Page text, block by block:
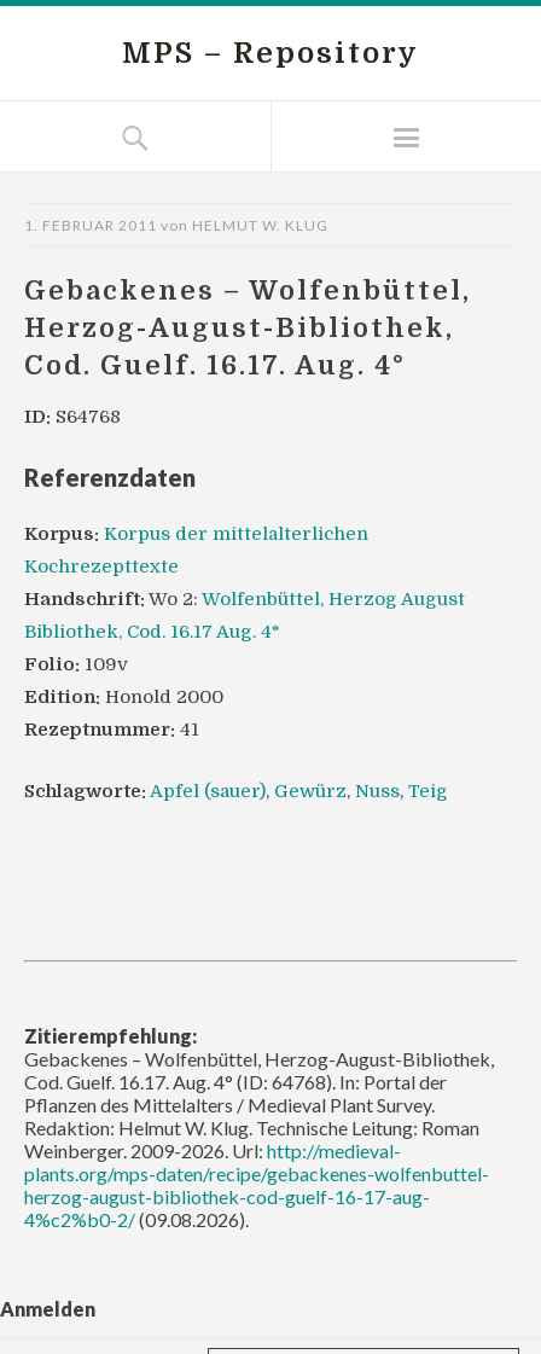
MPS – Repository
1. FEBRUAR 2011 von HELMUT W. KLUG
Gebackenes – Wolfenbüttel,
Herzog-August-Bibliothek,
Cod. Guelf. 16.17. Aug. 4°
ID: S64768
Referenzdaten
Korpus: Korpus der mittelalterlichen
Kochrezepttexte
Handschrift: Wo 2: Wolfenbüttel, Herzog August
Bibliothek, Cod. 16.17 Aug. 4°
Folio: 109v
Edition: Honold 2000
Rezeptnummer: 41
Schlagworte: Apfel (sauer), Gewürz, Nuss, Teig
Zitierempfehlung:
Gebackenes – Wolfenbüttel, Herzog-August-Bibliothek,
Cod. Guelf. 16.17. Aug. 4° (ID: 64768). In: Portal der
Pflanzen des Mittelalters / Medieval Plant Survey.
Redaktion: Helmut W. Klug. Technische Leitung: Roman
Weinberger. 2009-2026. Url: http://medieval-
plants.org/mps-daten/recipe/gebackenes-wolfenbuttel-
herzog-august-bibliothek-cod-guelf-16-17-aug-
4%c2%b0-2/(09.08.2026).
Anmelden